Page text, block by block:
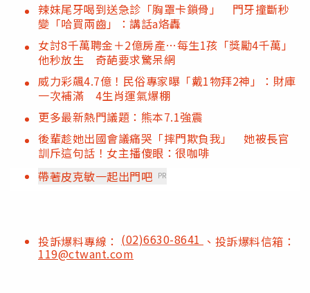
辣妹尾牙喝到送急診「胸罩卡鎖骨」 門牙撞斷秒
變「哈買兩齒」：講話a烙轟
女討8千萬聘金＋2億房產…每生1孩「獎勵4千萬」
他秒放生 奇葩要求驚呆網
威力彩飆4.7億！民俗專家曝「戴1物拜2神」：財庫
一次補滿 4生肖運氣爆棚
更多最新熱門議題：熊本7.1強震
後輩趁她出國會議痛哭「摔門欺負我」 她被長官
訓斥這句話！女主播傻眼：很咖啡
帶著皮克敏一起出門吧 PR
投訴爆料專線： (02)6630-8641 、投訴爆料信箱：
119@ctwant.com